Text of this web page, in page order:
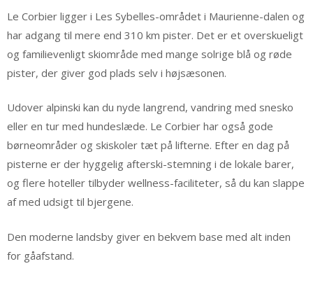
Le Corbier ligger i Les Sybelles-området i Maurienne-dalen og
har adgang til mere end 310 km pister. Det er et overskueligt
og familievenligt skiområde med mange solrige blå og røde
pister, der giver god plads selv i højsæsonen.
Udover alpinski kan du nyde langrend, vandring med snesko
eller en tur med hundeslæde. Le Corbier har også gode
børneområder og skiskoler tæt på lifterne. Efter en dag på
pisterne er der hyggelig afterski-stemning i de lokale barer,
og flere hoteller tilbyder wellness-faciliteter, så du kan slappe
af med udsigt til bjergene.
Den moderne landsby giver en bekvem base med alt inden
for gåafstand.